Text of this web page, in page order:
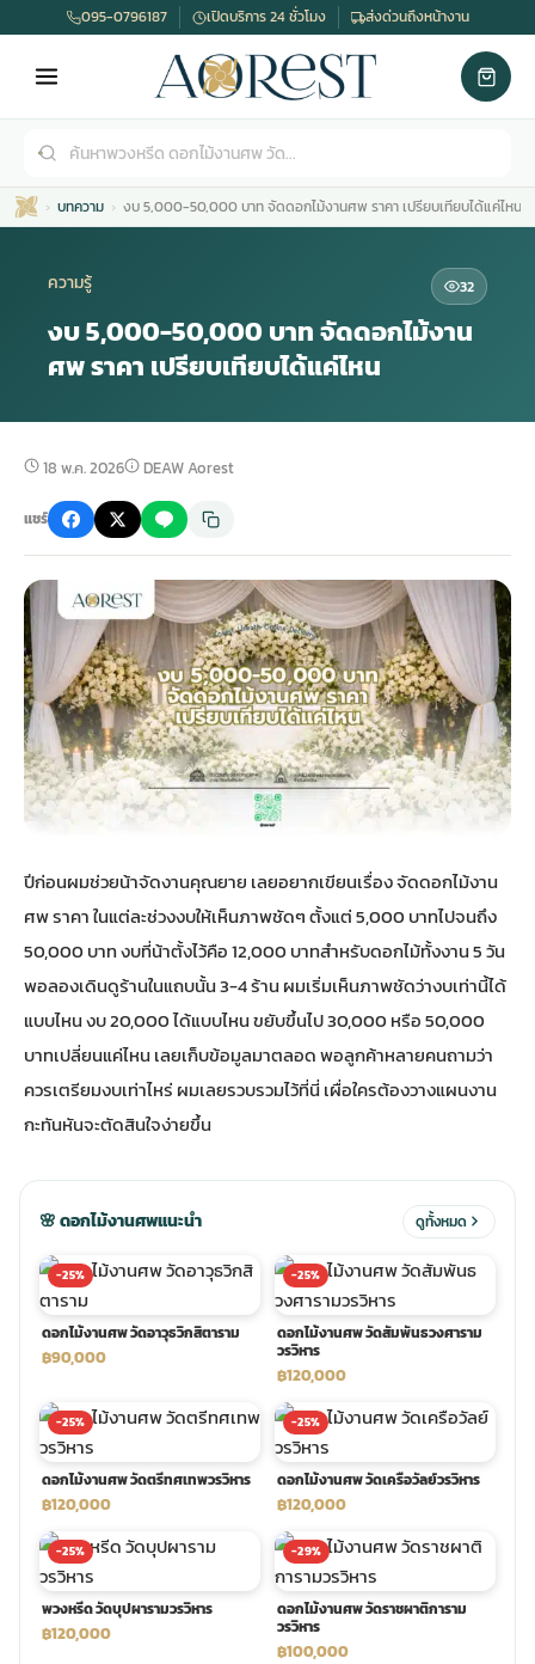
ดอกไม้หน้าศพ
จัดดอกไม้หน้าศพ
ดอกไม้หน้าหีบ
ดอกไม้หน้างานศพ
ดอกไม้หน้าโลง
จัดดอกไม้หน้ารูป
ดอกไม้ศพ
ดอกไม้งานศพ ส่งด่วน
ดอกไม้งานศพ กรุงเทพ
ร้านดอกไม้งานศพ ใกล้ฉัน
ดอกไม้งานศพ ราคาถูก
จัดดอกไม้งานศพ ราคา
ดอกไม้งานศพ ส่งฟรี
ดอกไม้งานศพ ออนไลน์
พวงหรีด กรุงเทพ
สั่งพวงหรีด
ร้านพวงหรีด
ดอกไม้พวงหรีด
พวงหรีดปทุม
พวงหรีดพระราม 2
พวงหรีด ปากคลองตลาด
พวงหรีดราคาถูก
พวงหรีดดอกไม้สด
พวงหรีดดอกไม้สด ราคาถูก
ส่งพวงหรีด ด่วน กรุงเทพ
ร้านพวงหรีด กรุงเทพ ส่งฟรี
พวงหรีด ปากคลองตลาด ราคา
พวงหรีด ส่งด่วน วันนี้
มรุสีขาว
ไม้หน้าเมรุ
กไม้หน้าเมรุ
น้าเมรุ ราคา
รุ กรุงเทพ
ม้หน้าเมรุ
ระดับเมรุ
รุ ออนไลน์
มรุ ส่งด่วน
น้าเมรุ กรุงเทพ
ไม้งานแต่ง
ไม้งานแต่ง ราคาถูก
ไม้งานแต่ง กรุงเทพ
อกไม้งานแต่ง
ดอกไม้งานแต่ง
ไม้งานแต่ง แบบสวยๆ
พวงหรีดพัดลม
พวงหรีดพัดลม ราคาถูก
พวงหรีดพัดลม กรุงเทพ
พวงหรีดพัดลม ส่งด่วน
สั่งพวงหรีดพัดลม
ร้านพวงหรีดพัดลม
พวงหรีดพัดลม ปากคลองตลาด
พวงหรีดพัดลม แบบสวยๆ
รับจัดงานศพ
รับจัดงานศพ ครบวงจร
รับจัดงานศพ กรุงเทพ
แพ็คเกจจัดงานศพ
ค่าใช้จ่ายจัดงานศพ
จัดงานศพ วัด
จัดงานศพ ราคาถูก
095-0796187 เปิดบริการ 24 ชั่วโมง ส่งด่วนถึงหน้างาน
บทความ งบ 5,000-50,000 บาท จัดดอกไม้งานศพ ราคา เปรียบเทียบได้แค่ไหน
ความรู้ 32
งบ 5,000-50,000 บาท จัดดอกไม้งาน
ศพ ราคา เปรียบเทียบได้แค่ไหน
18 พ.ค. 2026 DEAW Aorest
แชร์
ปีก่อนผมช่วยน้าจัดงานคุณยาย เลยอยากเขียนเรื่อง จัดดอกไม้งาน
ศพ ราคา ในแต่ละช่วงงบให้เห็นภาพชัดๆ ตั้งแต่ 5,000 บาทไปจนถึง
50,000 บาท งบที่น้าตั้งไว้คือ 12,000 บาทสำหรับดอกไม้ทั้งงาน 5 วัน
พอลองเดินดูร้านในแถบนั้น 3-4 ร้าน ผมเริ่มเห็นภาพชัดว่างบเท่านี้ได้
แบบไหน งบ 20,000 ได้แบบไหน ขยับขึ้นไป 30,000 หรือ 50,000
บาทเปลี่ยนแค่ไหน เลยเก็บข้อมูลมาตลอด พอลูกค้าหลายคนถามว่า
ควรเตรียมงบเท่าไหร่ ผมเลยรวบรวมไว้ที่นี่ เผื่อใครต้องวางแผนงาน
กะทันหันจะตัดสินใจง่ายขึ้น
🌸 ดอกไม้งานศพแนะนำ ดูทั้งหมด
-25%
ดอกไม้งานศพ วัดอาวุธวิกสิตาราม
฿90,000
-25%
ดอกไม้งานศพ วัดสัมพันธวงศาราม
วรวิหาร
฿120,000
-25%
ดอกไม้งานศพ วัดตรีทศเทพวรวิหาร
฿120,000
-25%
ดอกไม้งานศพ วัดเครือวัลย์วรวิหาร
฿120,000
-25%
พวงหรีด วัดบุปผารามวรวิหาร
฿120,000
-29%
ดอกไม้งานศพ วัดราชผาติการาม
วรวิหาร
฿100,000